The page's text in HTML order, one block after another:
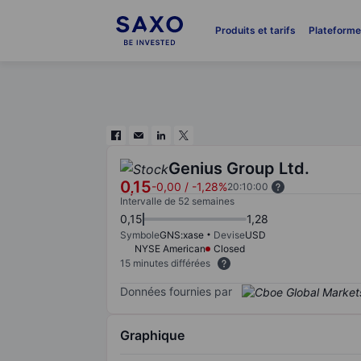
Produits et tarifs
Genius Group Ltd.
0,15-0,00 / -1,28%20:10:00
Intervalle de 52 semaines
0,15 1,28
SymboleGNS:xase DeviseUSD
NYSE American
Closed
15 minutes différées
Données fournies par
Graphique